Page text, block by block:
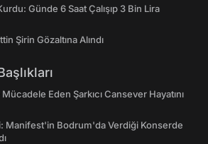
Günde 6 Saat Çalışıp 3 Bin Lira
Şirin Gözaltına Alındı
Eden Şarkıcı Cansever Hayatını
Manifest'in Bodrum'da Verdiği Konserde